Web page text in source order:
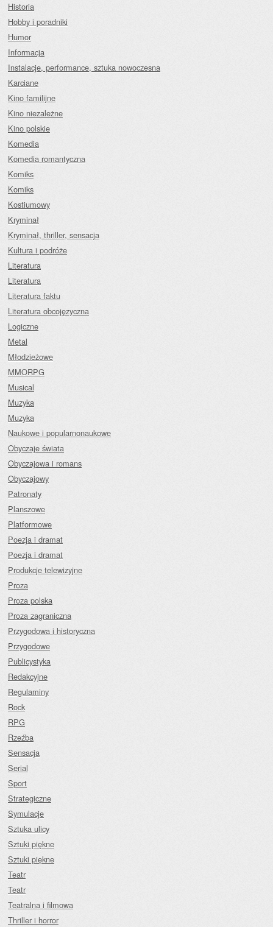
Historia
Hobby i poradniki
Humor
Informacja
Instalacje, performance, sztuka nowoczesna
Karciane
Kino familijne
Kino niezależne
Kino polskie
Komedia
Komedia romantyczna
Komiks
Komiks
Kostiumowy
Kryminał
Kryminał, thriller, sensacja
Kultura i podróże
Literatura
Literatura
Literatura faktu
Literatura obcojęzyczna
Logiczne
Metal
Młodzieżowe
MMORPG
Musical
Muzyka
Muzyka
Naukowe i popularnonaukowe
Obyczaje świata
Obyczajowa i romans
Obyczajowy
Patronaty
Planszowe
Platformowe
Poezja i dramat
Poezja i dramat
Produkcje telewizyjne
Proza
Proza polska
Proza zagraniczna
Przygodowa i historyczna
Przygodowe
Publicystyka
Redakcyjne
Regulaminy
Rock
RPG
Rzeźba
Sensacja
Serial
Sport
Strategiczne
Symulacje
Sztuka ulicy
Sztuki piękne
Sztuki piękne
Teatr
Teatr
Teatralna i filmowa
Thriller i horror